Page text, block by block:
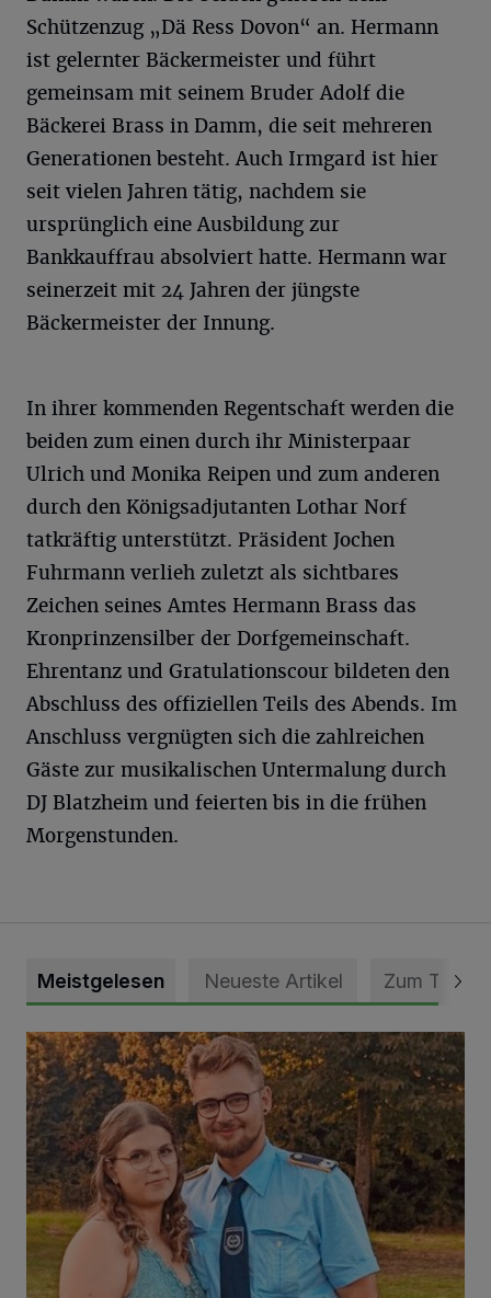
Schützenzug „Dä Ress Dovon“ an. Hermann
ist gelernter Bäckermeister und führt
gemeinsam mit seinem Bruder Adolf die
Bäckerei Brass in Damm, die seit mehreren
Generationen besteht. Auch Irmgard ist hier
seit vielen Jahren tätig, nachdem sie
ursprünglich eine Ausbildung zur
Bankkauffrau absolviert hatte. Hermann war
seinerzeit mit 24 Jahren der jüngste
Bäckermeister der Innung.
In ihrer kommenden Regentschaft werden die
beiden zum einen durch ihr Ministerpaar
Ulrich und Monika Reipen und zum anderen
durch den Königsadjutanten Lothar Norf
tatkräftig unterstützt. Präsident Jochen
Fuhrmann verlieh zuletzt als sichtbares
Zeichen seines Amtes Hermann Brass das
Kronprinzensilber der Dorfgemeinschaft.
Ehrentanz und Gratulationscour bildeten den
Abschluss des offiziellen Teils des Abends. Im
Anschluss vergnügten sich die zahlreichen
Gäste zur musikalischen Untermalung durch
DJ Blatzheim und feierten bis in die frühen
Morgenstunden.
Meistgelesen Neueste Artikel Zum Thema
Mit Herzblut die Gemeinschaft leben